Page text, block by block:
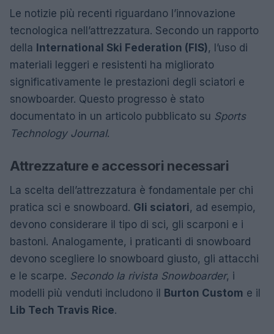
Le notizie più recenti riguardano l’innovazione
tecnologica nell’attrezzatura. Secondo un rapporto
della International Ski Federation (FIS), l’uso di
materiali leggeri e resistenti ha migliorato
significativamente le prestazioni degli sciatori e
snowboarder. Questo progresso è stato
documentato in un articolo pubblicato su Sports
Technology Journal.
Attrezzature e accessori necessari
La scelta dell’attrezzatura è fondamentale per chi
pratica sci e snowboard. Gli sciatori, ad esempio,
devono considerare il tipo di sci, gli scarponi e i
bastoni. Analogamente, i praticanti di snowboard
devono scegliere lo snowboard giusto, gli attacchi
e le scarpe. Secondo la rivista Snowboarder, i
modelli più venduti includono il
Burton Custom e il
Lib Tech Travis Rice.